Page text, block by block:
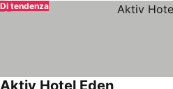
Di tendenza
Aktiv Hotel Eden